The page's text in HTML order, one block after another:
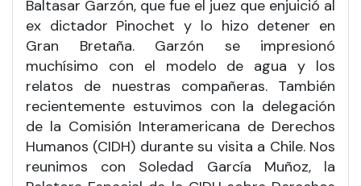
Baltasar Garzón, que fue el juez que enjuició al
ex dictador Pinochet y lo hizo detener en
Gran Bretaña. Garzón se impresionó
muchísimo con el modelo de agua y los
relatos de nuestras compañeras. También
recientemente estuvimos con la delegación
de la Comisión Interamericana de Derechos
Humanos (CIDH) durante su visita a Chile. Nos
reunimos con Soledad García Muñoz, la